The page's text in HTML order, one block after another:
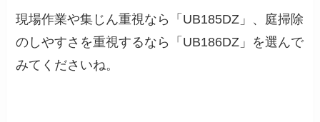
現場作業や集じん重視なら「UB185DZ」、庭掃除
のしやすさを重視するなら「UB186DZ」を選んで
みてくださいね。